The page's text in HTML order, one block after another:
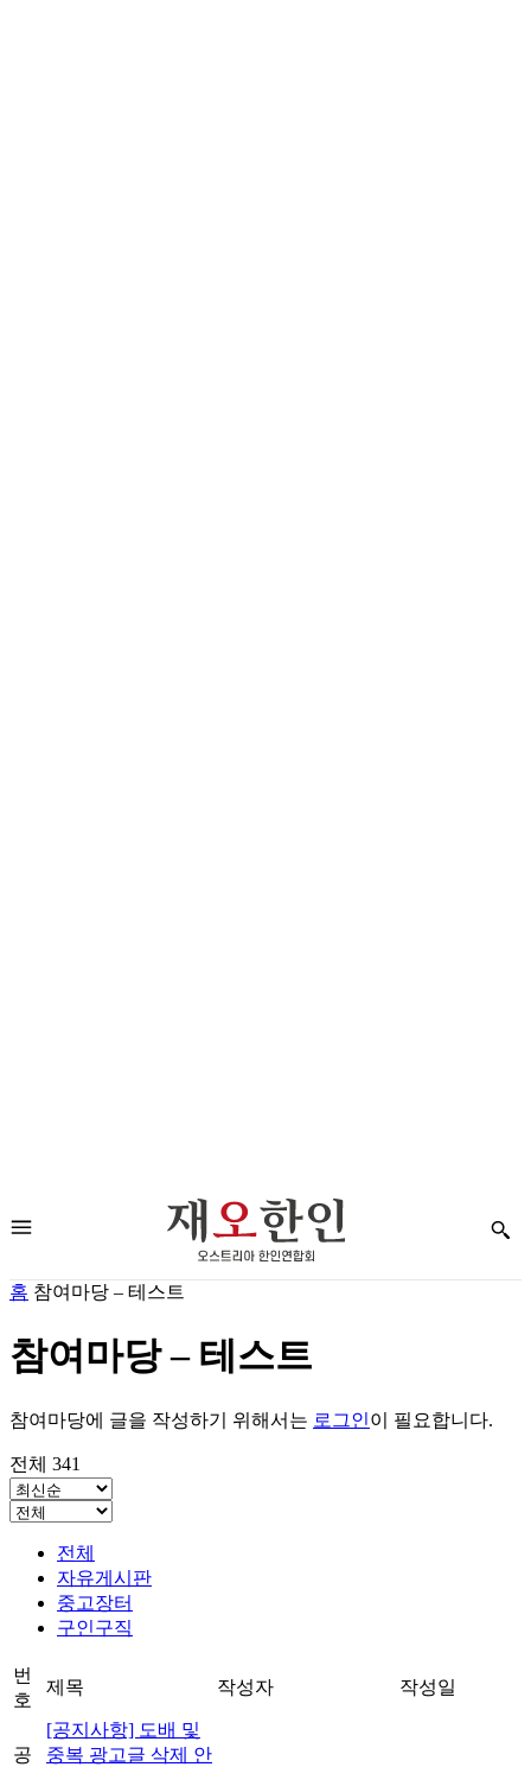
홈 참여마당 – 테스트
참여마당 – 테스트
참여마당에 글을 작성하기 위해서는 로그인이 필요합니다.
전체 341
전체
자유게시판
중고장터
구인구직
번
호
제목 작성자 작성일
공
[공지사항] 도배 및
중복 광고글 삭제 안